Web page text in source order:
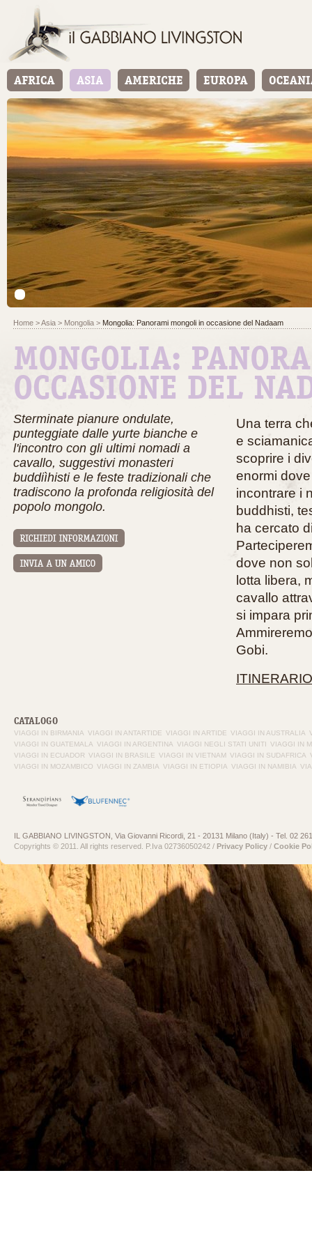
Home >Asia > Mongolia > Mongolia: Panorami mongoli in occasione del Nadaam
MONGOLIA:
OCCASIONE DEL
Sterminate pianure ondulate,
punteggiate dalle yurte bianche e
l'incontro con gli ultimi nomadi a
cavallo, suggestivi monasteri
buddiìhisti e le feste tradizionali che
tradiscono la profonda religiosità del
popolo mongolo.
Una terra
e
scoprire i
enormi
incontrare i
buddhisti,
ha cercato
dove non
lotta libera,
cavallo
si impara
Gobi.
CATALOGO
VIAGGI IN BIRMANIA VIAGGI IN ANTARTIDE VIAGGI IN ARTIDE VIAGGI IN AUSTRALIA
VIAGGI IN GUATEMALA VIAGGI IN ARGENTINA VIAGGI NEGLI STATI UNITI VIAGGI IN
VIAGGI IN ECUADOR VIAGGI IN BRASILE VIAGGI IN VIETNAM VIAGGI IN SUDAFRICA
VIAGGI IN MOZAMBICO VIAGGI IN ZAMBIA VIAGGI IN ETIOPIA VIAGGI IN NAMIBIA
IL GABBIANO LIVINGSTON, Via Giovanni Ricordi, 21 - 20131 Milano (Italy) - Tel. 02
Copyrights © 2011. All rights reserved. P.Iva 02736050242 / Privacy Policy / Cookie